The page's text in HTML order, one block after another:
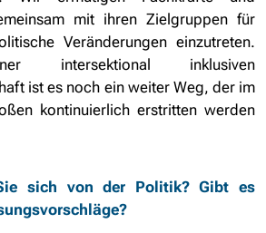
mit ihren Zielgruppen für
Veränderungen einzutreten.
inklusiven
ist es noch ein weiter Weg, der im
kontinuierlich erstritten werden
sich von der Politik? Gibt es